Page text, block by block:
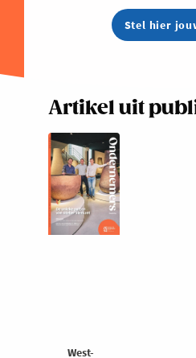
Stel hier
Artikel uit
West-